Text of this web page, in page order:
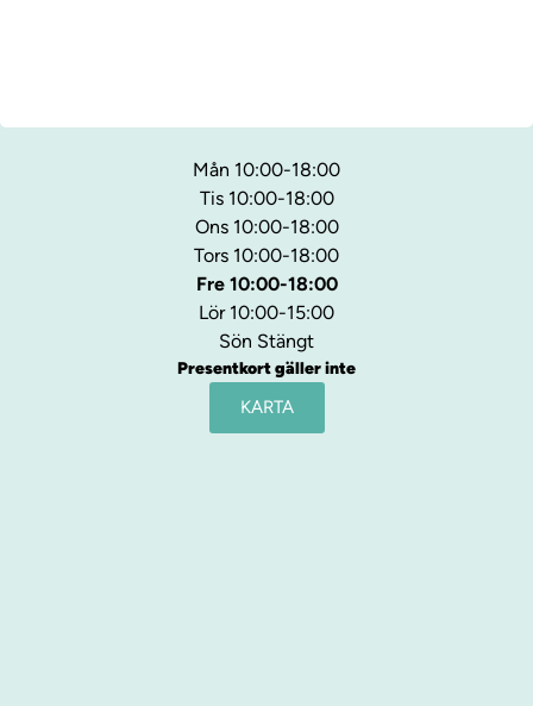
Mån 10:00-18:00
Tis 10:00-18:00
Ons 10:00-18:00
Tors 10:00-18:00
Fre 10:00-18:00
Lör 10:00-15:00
Sön Stängt
Presentkort gäller inte
KARTA